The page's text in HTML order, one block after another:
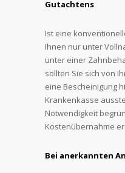
Gutachtens
Ist eine
Ihnen nur unter
unter einer
sollten Sie sich von
eine Bescheinigung
Krankenkasse
Notwendigkeit
Kostenübernahme
Bei anerkannten